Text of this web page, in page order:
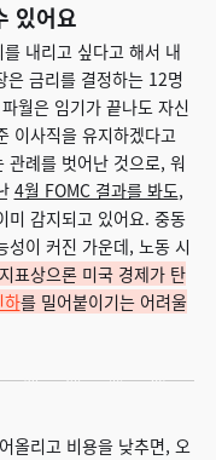
있어요
내리고 싶다고 해서 내
은 금리를 결정하는 12명
월은 임기가 끝나도 자신
이사직을 유지하겠다고
관례를 벗어난 것으로, 워
4월 FOMC 결과를 봐도,
미 감지되고 있어요. 중동
성이 커진 가운데, 노동 시
지표상으론 미국 경제가 탄
하를 밀어붙이기는 어려울
올리고 비용을 낮추면, 오